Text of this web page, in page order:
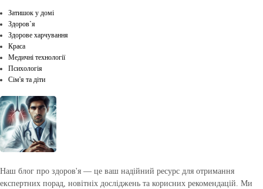
Затишок у домі
Здоров`я
Здорове харчування
Краса
Медичні технології
Психологія
Сім'я та діти
Наш блог про здоров'я — це ваш надійний ресурс для отримання
експертних порад, новітніх досліджень та корисних рекомендацій. Ми